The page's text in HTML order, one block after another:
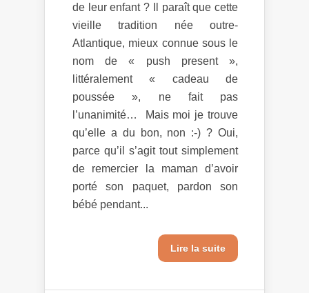
de leur enfant ? Il paraît que cette
vieille tradition née outre-
Atlantique, mieux connue sous le
nom de « push present »,
littéralement « cadeau de
poussée », ne fait pas
l’unanimité… Mais moi je trouve
qu’elle a du bon, non :-) ? Oui,
parce qu’il s’agit tout simplement
de remercier la maman d’avoir
porté son paquet, pardon son
bébé pendant...
Lire la suite